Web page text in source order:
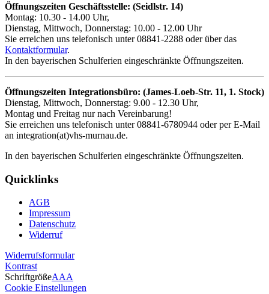
Öffnungszeiten Geschäftsstelle: (Seidlstr. 14)
Montag: 10.30 - 14.00 Uhr,
Dienstag, Mittwoch, Donnerstag: 10.00 - 12.00 Uhr
Sie erreichen uns telefonisch unter 08841-2288 oder über das
Kontaktformular.
In den bayerischen Schulferien eingeschränkte Öffnungszeiten.
Öffnungszeiten Integrationsbüro: (James-Loeb-Str. 11, 1. Stock)
Dienstag, Mittwoch, Donnerstag: 9.00 - 12.30 Uhr,
Montag und Freitag nur nach Vereinbarung!
Sie erreichen uns telefonisch unter 08841-6780944 oder per E-Mail
an integration(at)vhs-murnau.de.
In den bayerischen Schulferien eingeschränkte Öffnungszeiten.
Quicklinks
AGB
Impressum
Datenschutz
Widerruf
Widerrufsformular
Kontrast
SchriftgrößeAAA
Cookie Einstellungen